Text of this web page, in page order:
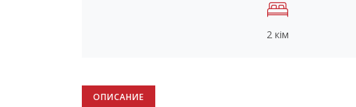
2 кім
ОПИСАНИЕ